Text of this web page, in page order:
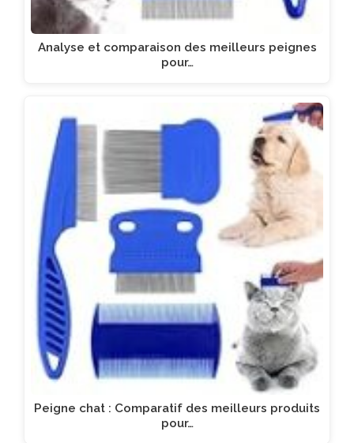
Analyse et comparaison des meilleurs peignes
pour…
Peigne chat : Comparatif des meilleurs produits
pour…